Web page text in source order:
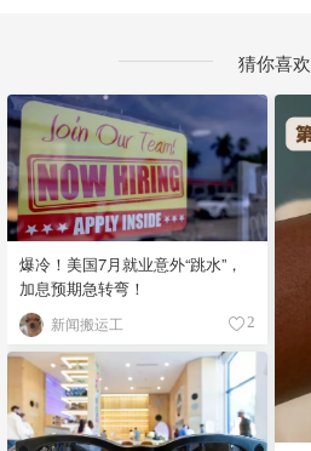
猜你喜欢
爆冷！美国7月就业意外“跳水”，
加息预期急转弯！
新闻搬运工 2